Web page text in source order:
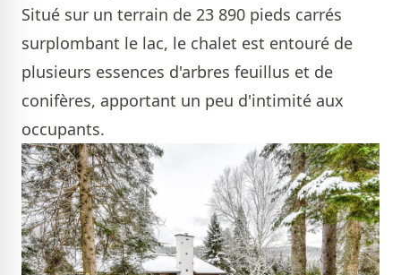
Situé sur un terrain de 23 890 pieds carrés
surplombant le lac, le chalet est entouré de
plusieurs essences d'arbres feuillus et de
conifères, apportant un peu d'intimité aux
occupants.